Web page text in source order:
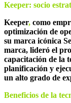
Keeper: socio estrat
Keeper, como
optimización de
su marca icónica
marca, lideró el
capacitación de la
planificación y
un alto grado de
Beneficios de la